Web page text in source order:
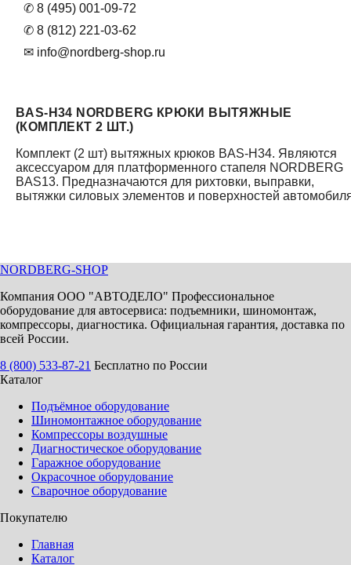
✆ 8 (495) 001-09-72
✆ 8 (812) 221-03-62
✉ info@nordberg-shop.ru
BAS-H34 NORDBERG КРЮКИ ВЫТЯЖНЫЕ
(КОМПЛЕКТ 2 ШТ.)
Комплект (2 шт) вытяжных крюков BAS-H34. Являются
аксессуаром для платформенного стапеля NORDBERG
BAS13. Предназначаются для рихтовки, выправки,
вытяжки силовых элементов и поверхностей
NORDBERG-SHOP
Компания ООО "АВТОДЕЛО" Профессиональное
оборудование для автосервиса: подъемники, шиномонтаж,
компрессоры, диагностика. Официальная гарантия, доставка по
всей России.
8 (800) 533-87-21 Бесплатно по России
Каталог
Подъёмное оборудование
Шиномонтажное оборудование
Компрессоры воздушные
Диагностическое оборудование
Гаражное оборудование
Окрасочное оборудование
Сварочное оборудование
Покупателю
Главная
Каталог